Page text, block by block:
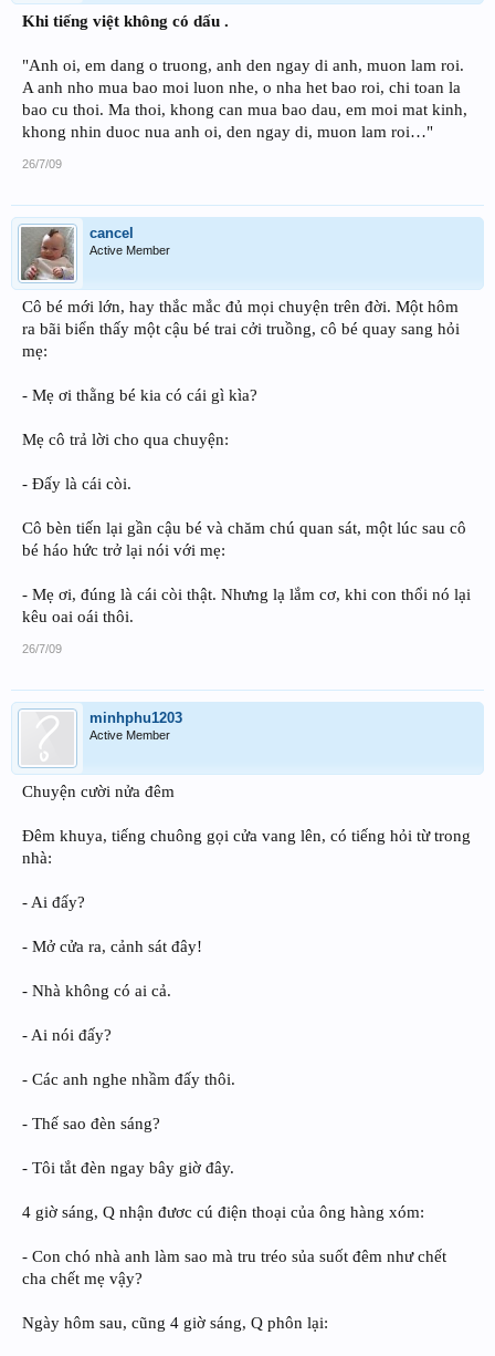
Khi tiếng việt không có dấu .
"Anh oi, em dang o truong, anh den ngay di anh, muon lam roi.
A anh nho mua bao moi luon nhe, o nha het bao roi, chi toan la
bao cu thoi. Ma thoi, khong can mua bao dau, em moi mat kinh,
khong nhin duoc nua anh oi, den ngay di, muon lam roi…"
26/7/09
cancel
Active Member
Cô bé mới lớn, hay thắc mắc đủ mọi chuyện trên đời. Một hôm
ra bãi biển thấy một cậu bé trai cởi truồng, cô bé quay sang hỏi
mẹ:
- Mẹ ơi thằng bé kia có cái gì kìa?
Mẹ cô trả lời cho qua chuyện:
- Đấy là cái còi.
Cô bèn tiến lại gần cậu bé và chăm chú quan sát, một lúc sau cô
bé háo hức trở lại nói với mẹ:
- Mẹ ơi, đúng là cái còi thật. Nhưng lạ lắm cơ, khi con thổi nó lại
kêu oai oái thôi.
26/7/09
minhphu1203
Active Member
Chuyện cười nửa đêm
Đêm khuya, tiếng chuông gọi cửa vang lên, có tiếng hỏi từ trong
nhà:
- Ai đấy?
- Mở cửa ra, cảnh sát đây!
- Nhà không có ai cả.
- Ai nói đấy?
- Các anh nghe nhầm đấy thôi.
- Thế sao đèn sáng?
- Tôi tắt đèn ngay bây giờ đây.
4 giờ sáng, Q nhận đươc cú điện thoại của ông hàng xóm:
- Con chó nhà anh làm sao mà tru tréo sủa suốt đêm như chết
cha chết mẹ vậy?
Ngày hôm sau, cũng 4 giờ sáng, Q phôn lại: